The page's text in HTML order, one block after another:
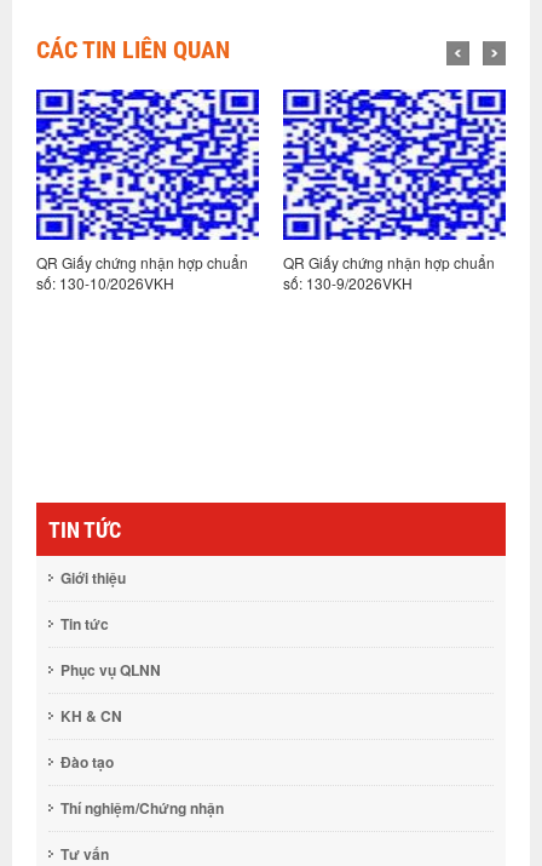
CÁC TIN LIÊN QUAN
QR Giấy chứng nhận hợp chuẩn
số: 130-10/2026VKH
QR Giấy chứng nhận hợp chuẩn
số: 130-9/2026VKH
TIN TỨC
Giới thiệu
Tin tức
Phục vụ QLNN
KH & CN
Đào tạo
Thí nghiệm/Chứng nhận
Tư vấn